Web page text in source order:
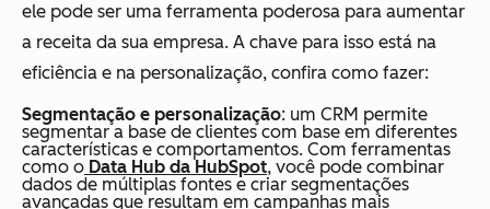
ele pode ser uma ferramenta poderosa para aumentar
a receita da sua empresa. A chave para isso está na
eficiência e na personalização, confira como fazer:
Segmentação e personalização: um CRM permite
segmentar a base de clientes com base em diferentes
características e comportamentos. Com ferramentas
como o Data Hub da HubSpot, você pode combinar
dados de múltiplas fontes e criar segmentações
avançadas que resultam em campanhas mais